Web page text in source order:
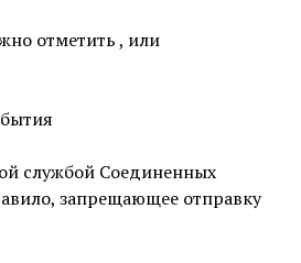
отметить , или
службой Соединенных
запрещающее отправку